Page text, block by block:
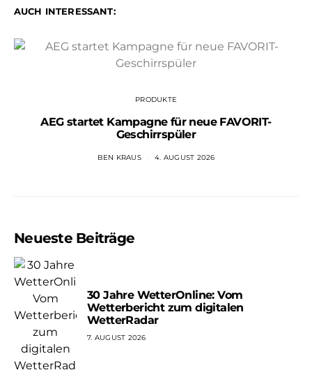
AUCH INTERESSANT:
PRODUKTE
AEG startet Kampagne für neue FAVORIT-
Geschirrspüler
BEN KRAUS 4. AUGUST 2026
Neueste Beiträge
30 Jahre WetterOnline: Vom
Wetterbericht zum digitalen
WetterRadar
7. AUGUST 2026